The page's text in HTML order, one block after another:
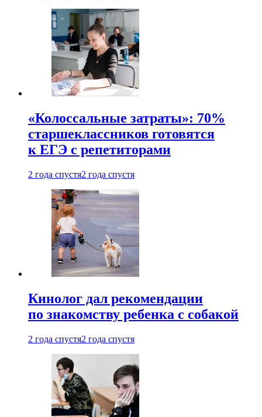
«Колоссальные затраты»: 70%
старшеклассников готовятся
к ЕГЭ с репетиторами
2 года спустя2 года спустя
Кинолог дал рекомендации
по знакомству ребенка с собакой
2 года спустя2 года спустя